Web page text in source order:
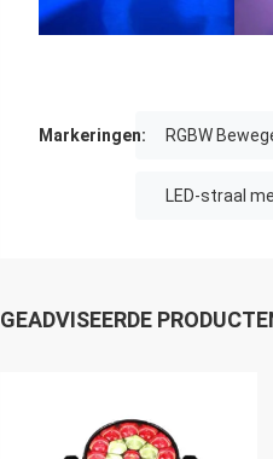
Markeringen: RGBW
LED-straal
GEADVISEERDE